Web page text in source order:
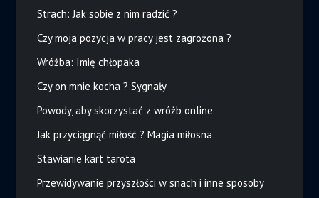
Strach: Jak sobie z nim radzić ?
Czy moja pozycja w pracy jest zagrożona ?
Wróżba: Imię chłopaka
Czy on mnie kocha ? Sygnały
Powody, aby skorzystać z wróżb online
Jak przyciągnąć miłość ? Magia miłosna
Stawianie kart tarota
Przewidywanie przyszłości w snach i inne sposoby